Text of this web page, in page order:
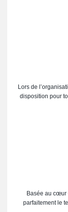
Lors de
disposition pour
Basée au cœur
parfaitement le